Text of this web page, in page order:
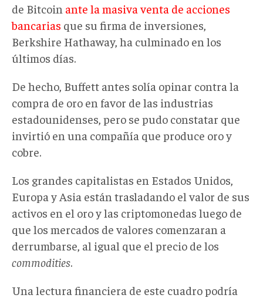
de Bitcoin ante la masiva venta de acciones
bancarias que su firma de inversiones,
Berkshire Hathaway, ha culminado en los
últimos días.
De hecho, Buffett antes solía opinar contra la
compra de oro en favor de las industrias
estadounidenses, pero se pudo constatar que
invirtió en una compañía que produce oro y
cobre.
Los grandes capitalistas en Estados Unidos,
Europa y Asia están trasladando el valor de sus
activos en el oro y las criptomonedas luego de
que los mercados de valores comenzaran a
derrumbarse, al igual que el precio de los
commodities.
Una lectura financiera de este cuadro podría